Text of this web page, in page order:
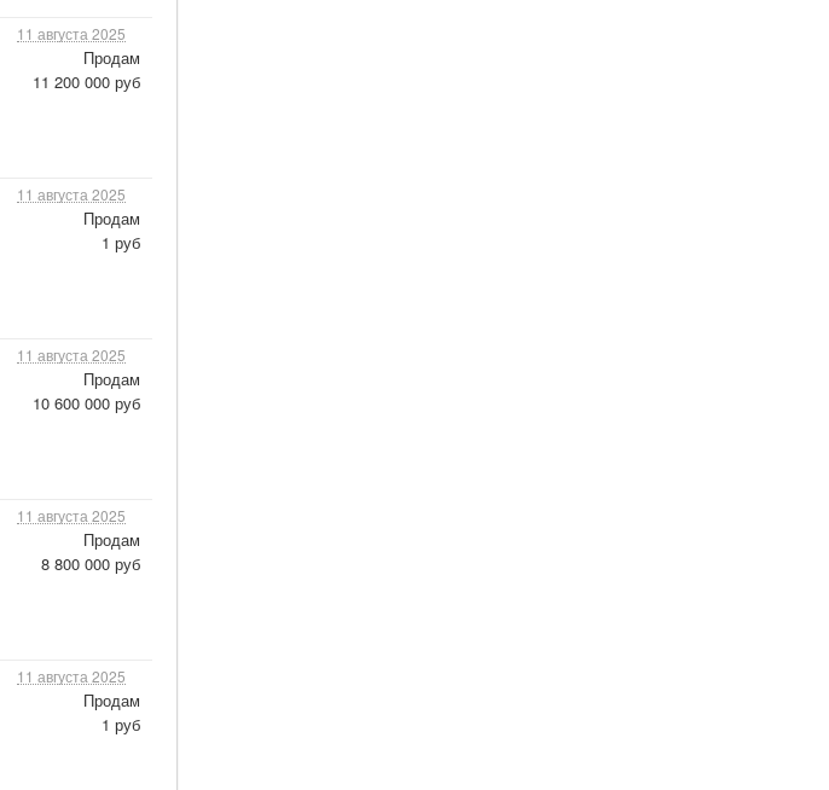
11 августа 2025
Продам
11 200 000 руб
11 августа 2025
Продам
1 руб
11 августа 2025
Продам
10 600 000 руб
11 августа 2025
Продам
8 800 000 руб
11 августа 2025
Продам
1 руб